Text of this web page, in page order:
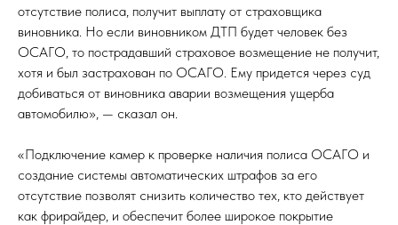
отсутствие полиса, получит выплату от страховщика
виновника. Но если виновником ДТП будет человек без
ОСАГО, то пострадавший страховое возмещение не получит,
хотя и был застрахован по ОСАГО. Ему придется через суд
добиваться от виновника аварии возмещения ущерба
автомобилю», — сказал он.
«Подключение камер к проверке наличия полиса ОСАГО и
создание системы автоматических штрафов за его
отсутствие позволят снизить количество тех, кто действует
как фрирайдер, и обеспечит более широкое покрытие